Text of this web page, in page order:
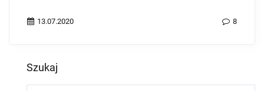
Szukaj
13.07.2020 8